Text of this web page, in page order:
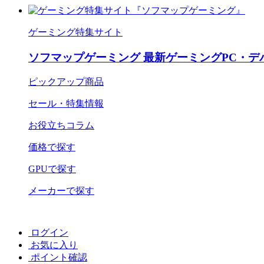
ゲーミング特集サイト
ソフマップゲーミング 最新ゲーミングPC・デ
ピックアップ商品
セール・特集情報
お役立ちコラム
価格で探す
GPUで探す
メーカーで探す
ログイン
お気に入り
ポイント確認